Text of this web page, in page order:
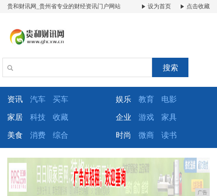
贵和财讯网_贵州省专业的财经资讯门户网站 设为首页 点击收藏
搜索
资讯 汽车 买车 娱乐 教育 电影
家居 科技 收藏 企业 游戏 家具
美食 消费 综合 时尚 微商 读书
广告